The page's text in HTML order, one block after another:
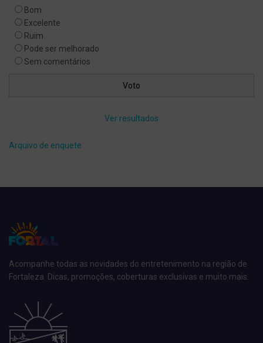
Bom
Excelente
Ruim
Pode ser melhorado
Sem comentários
Ver resultados
Arquivo de enquete
Acompanhe todas as novidades do entretenimento na região de
Fortaleza. Dicas, promoções, coberturas exclusivas e muito mais.